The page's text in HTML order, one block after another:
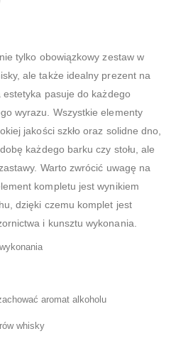
tylko obowiązkowy zestaw w
ale także idealny prezent na
pasuje do każdego
wyrazu. Wszystkie elementy
jakości szkło oraz solidne dno,
każdego barku czy stołu, ale
Warto zwrócić uwagę na
kompletu jest wynikiem
dzięki czemu komplet jest
i kunsztu wykonania.
aromat alkoholu
whisky